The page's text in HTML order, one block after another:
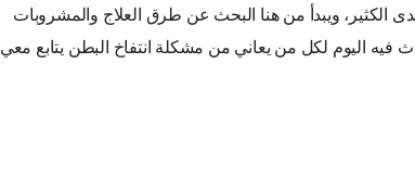
الكثير، ويبدأ من هنا البحث عن طرق العلاج والمشروبات
فيه اليوم لكل من يعاني من مشكلة انتفاخ البطن يتابع معي